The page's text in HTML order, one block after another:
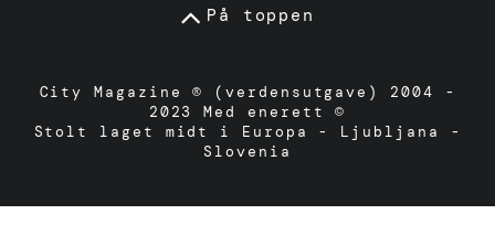
På toppen
City Magazine ® (verdensutgave) 2004 -
2023 Med enerett ©
Stolt laget midt i Europa - Ljubljana -
Slovenia